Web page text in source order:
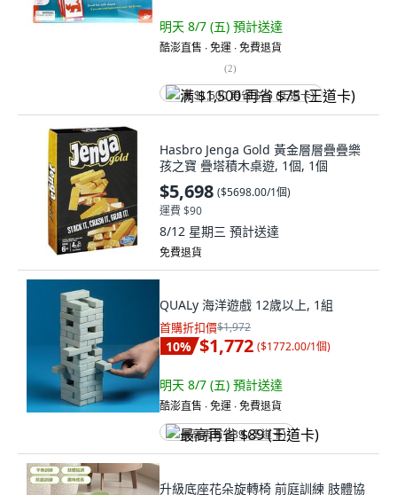
明天 8/7 (五) 預計送達
酷澎直售 ∙ 免運 ∙ 免費退貨
(2)
满 $1,500 再省 $75 (王道卡)
Hasbro Jenga Gold 黃金層層疊疊樂
孩之寶 疊塔積木桌遊, 1個, 1個
$5,698 ($5698.00/1個)
運費 $90
8/12 星期三 預計送達
免費退貨
QUALy 海洋遊戲 12歲以上, 1組
首購折扣價$1,972
10% $1,772 ($1772.00/1個)
明天 8/7 (五) 預計送達
酷澎直售 ∙ 免運 ∙ 免費退貨
最高再省 $89 (王道卡)
升級底座花朵旋轉椅 前庭訓練 肢體協